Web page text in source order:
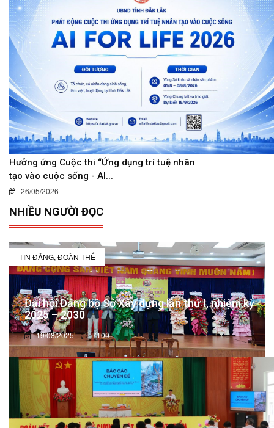
Hưởng ứng Cuộc thi “Ứng dụng trí tuệ nhân
tạo vào cuộc sống - AI...
26/05/2026
NHIỀU NGƯỜI ĐỌC
TIN ĐẢNG, ĐOÀN THỂ
Đại hội Đảng bộ Sở Xây dựng lần thứ I, nhiệm kỳ
2025 – 2030
19/08/2025 7100